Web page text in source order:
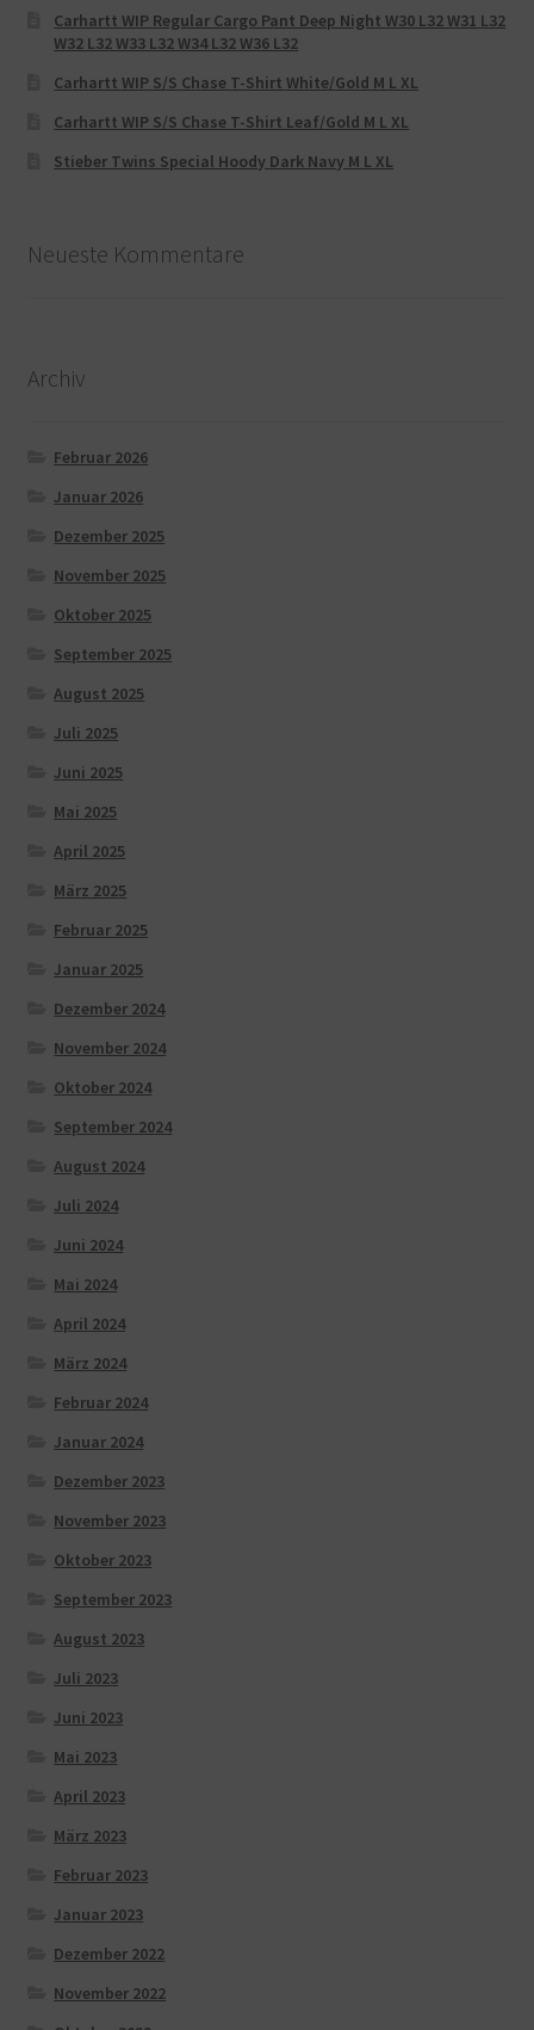
Carhartt WIP Regular Cargo Pant Deep Night W30 L32 W31 L32
W32 L32 W33 L32 W34 L32 W36 L32
Carhartt WIP S/S Chase T-Shirt White/Gold M L XL
Carhartt WIP S/S Chase T-Shirt Leaf/Gold M L XL
Stieber Twins Special Hoody Dark Navy M L XL
Neueste Kommentare
Archiv
Februar 2026
Januar 2026
Dezember 2025
November 2025
Oktober 2025
September 2025
August 2025
Juli 2025
Juni 2025
Mai 2025
April 2025
März 2025
Februar 2025
Januar 2025
Dezember 2024
November 2024
Oktober 2024
September 2024
August 2024
Juli 2024
Juni 2024
Mai 2024
April 2024
März 2024
Februar 2024
Januar 2024
Dezember 2023
November 2023
Oktober 2023
September 2023
August 2023
Juli 2023
Juni 2023
Mai 2023
April 2023
März 2023
Februar 2023
Januar 2023
Dezember 2022
November 2022